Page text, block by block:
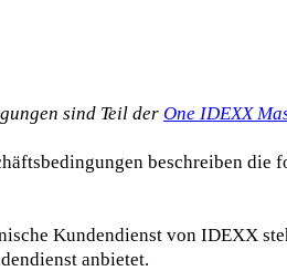
sind Teil der One IDEXX
beschreiben
Kundendienst von IDEXX
anbietet.